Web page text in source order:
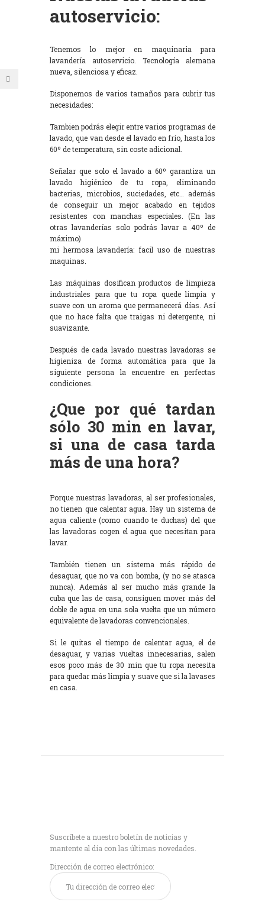
autoservicio:
Tenemos lo mejor en maquinaria para
lavandería autoservicio. Tecnología alemana
nueva, silenciosa y eficaz.
Disponemos de varios tamaños para cubrir tus
necesidades:
Tambien podrás elegir entre varios programas de
lavado, que van desde el lavado en frío, hasta los
60º de temperatura, sin coste adicional.
Señalar que solo el lavado a 60º garantiza un
lavado higiénico de tu ropa, eliminando
bacterias, microbios, suciedades, etc… además
de conseguir un mejor acabado en tejidos
resistentes con manchas especiales. (En las
otras lavanderías solo podrás lavar a 40º de
máximo)
mi hermosa lavandería: facil uso de nuestras
maquinas.
Las máquinas dosifican productos de limpieza
industriales para que tu ropa quede limpia y
suave con un aroma que permanecerá días. Así
que no hace falta que traigas ni detergente, ni
suavizante.
Después de cada lavado nuestras lavadoras se
higieniza de forma automática para que la
siguiente persona la encuentre en perfectas
condiciones.
¿Que por qué tardan
sólo 30 min en lavar,
si una de casa tarda
más de una hora?
Porque nuestras lavadoras, al ser profesionales,
no tienen que calentar agua. Hay un sistema de
agua caliente (como cuando te duchas) del que
las lavadoras cogen el agua que necesitan para
lavar.
También tienen un sistema más rápido de
desaguar, que no va con bomba, (y no se atasca
nunca). Además al ser mucho más grande la
cuba que las de casa, consiguen mover más del
doble de agua en una sola vuelta que un número
equivalente de lavadoras convencionales.
Si le quitas el tiempo de calentar agua, el de
desaguar, y varias vueltas innecesarias, salen
esos poco más de 30 min que tu ropa necesita
para quedar más limpia y suave que si la lavases
en casa.
Suscríbete a nuestro boletín de noticias y
mantente al día con las últimas novedades.
Dirección de correo electrónico: